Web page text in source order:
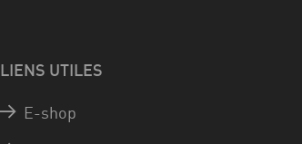
LIENS UTILES
E-shop